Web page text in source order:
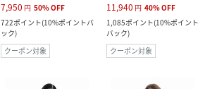
7,950 円 50%OFF
722ポイント(10%ポイントバ
ック)
クーポン対象
11,940 円 40%OFF
1,085ポイント(10%ポイント
バック)
クーポン対象